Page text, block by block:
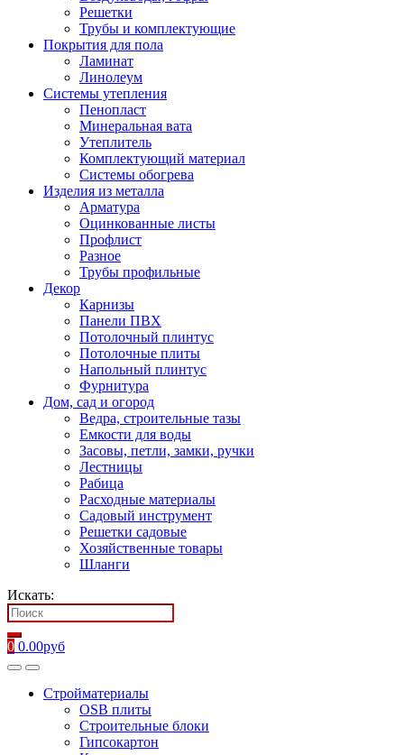
Решетки
Трубы и комплектующие
Покрытия для пола
Ламинат
Линолеум
Системы утепления
Пенопласт
Минеральная вата
Утеплитель
Комплектующий материал
Системы обогрева
Изделия из металла
Арматура
Оцинкованные листы
Профлист
Разное
Трубы профильные
Декор
Карнизы
Панели ПВХ
Потолочный плинтус
Потолочные плиты
Напольный плинтус
Фурнитура
Дом, сад и огород
Ведра, строительные тазы
Емкости для воды
Засовы, петли, замки, ручки
Лестницы
Рабица
Расходные материалы
Садовый инструмент
Решетки садовые
Хозяйственные товары
Шланги
Искать:
0 0.00руб
Стройматериалы
OSB плиты
Строительные блоки
Гипсокартон